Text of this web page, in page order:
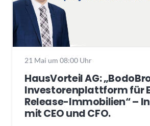
21 Mai um 08:00 Uhr
HausVorteil AG:
Investorenplattform für
Release-Immobilien“ –
mit CEO und CFO.